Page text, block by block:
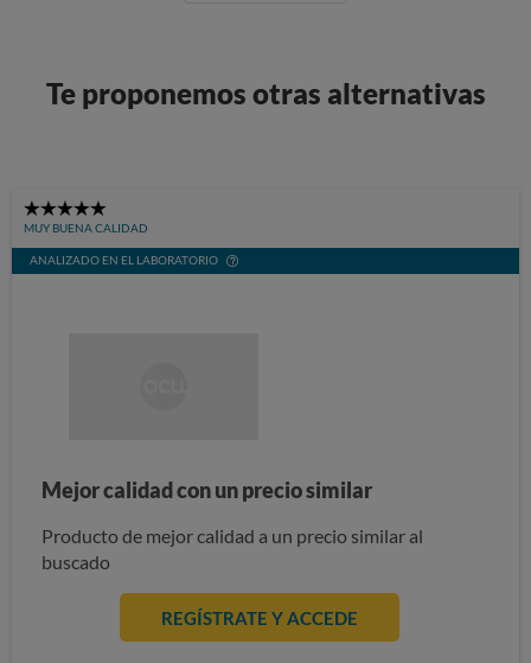
Te proponemos otras alternativas
5
Stars
MUY BUENA CALIDAD
ANALIZADO EN EL LABORATORIO
Mejor calidad con un precio similar
Producto de mejor calidad a un precio similar al
buscado
REGÍSTRATE Y ACCEDE